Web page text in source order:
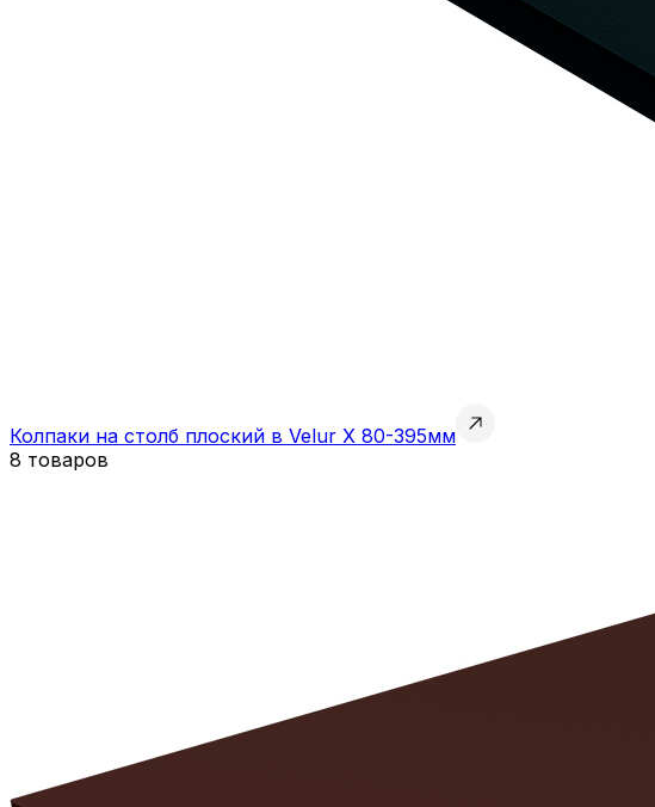
Колпаки на столб плоский в Velur X 80-395мм
8 товаров